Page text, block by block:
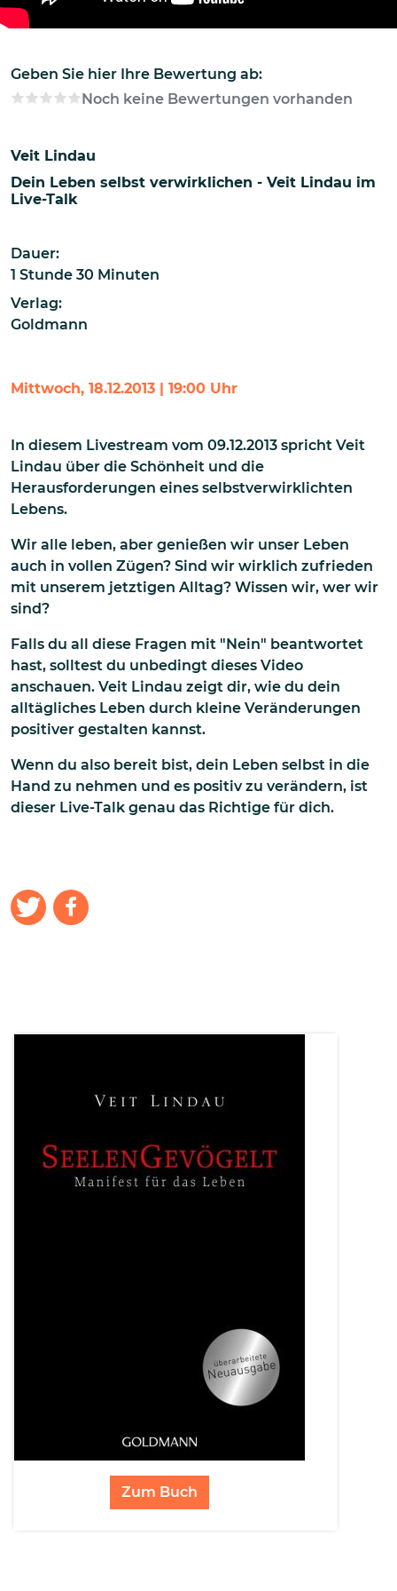
Geben Sie hier Ihre Bewertung ab:
Noch keine Bewertungen vorhanden
Veit Lindau
Dein Leben selbst verwirklichen - Veit Lindau im
Live-Talk
Dauer:
1 Stunde 30 Minuten
Verlag:
Goldmann
Mittwoch, 18.12.2013 | 19:00 Uhr
In diesem Livestream vom 09.12.2013 spricht Veit
Lindau über die Schönheit und die
Herausforderungen eines selbstverwirklichten
Lebens.
Wir alle leben, aber genießen wir unser Leben
auch in vollen Zügen? Sind wir wirklich zufrieden
mit unserem jetztigen Alltag? Wissen wir, wer wir
sind?
Falls du all diese Fragen mit "Nein" beantwortet
hast, solltest du unbedingt dieses Video
anschauen. Veit Lindau zeigt dir, wie du dein
alltägliches Leben durch kleine Veränderungen
positiver gestalten kannst.
Wenn du also bereit bist, dein Leben selbst in die
Hand zu nehmen und es positiv zu verändern, ist
dieser Live-Talk genau das Richtige für dich.
Zum Buch